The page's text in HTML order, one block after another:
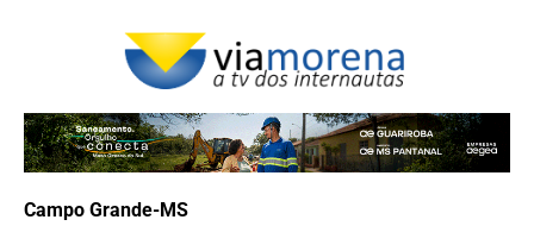
Campo Grande-MS